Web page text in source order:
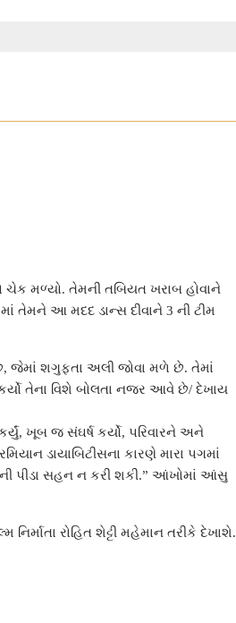
ચેક મળ્યો. તેમની તબિયત ખરાબ હોવાને
તેમને આ મદદ ડાન્સ દીવાને 3 ની ટીમ
છે, જેમાં શગુફતા અલી જોવા મળે છે. તેમાં
કર્યો તેના વિશે બોલતા નજર આવે છે/ દેખાય
ખૂબ જ સંઘર્ષ કર્યો, પરિવારને અને
ડાયાબિટીસના કારણે મારા પગમાં
પીડા સહન ન કરી શકી.” આંખોમાં આંસુ
રોહિત શેટ્ટી મહેમાન તરીકે દેખાશે.